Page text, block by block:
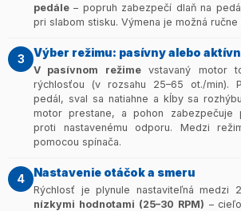
pedále – popruh zabezpečí dlaň na
pri slabom stisku. Výmena je možná ručne
3 Výber režimu: pasívny alebo
V pasívnom režimevstavaný motor
rýchlosťou (v rozsahu 25–65 ot./min).
pedál, sval sa natiahne a kĺby sa
motor prestane, a pohon zabezpečuje
proti nastavenému odporu. Medzi
pomocou spínača.
4 Nastavenie otáčok a smeru
Rýchlosť je plynule nastaviteľná medzi
nízkymi hodnotami (25–30 RPM) –